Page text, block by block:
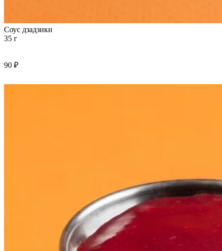
Соус дзадзики
35 г
90 ₽